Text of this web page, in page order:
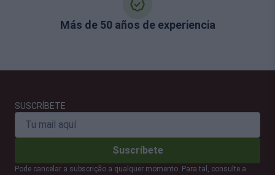
Más de 50 años de experiencia
SUSCRÍBETE
Suscríbete
Pode cancelar a subscrição a qualquer momento. Para tal, consulte a